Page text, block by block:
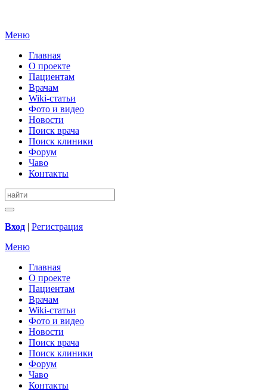
Меню
Главная
О проекте
Пациентам
Врачам
Wiki-статьи
Фото и видео
Новости
Поиск врача
Поиск клиники
Форум
Чаво
Контакты
Вход | Регистрация
Меню
Главная
О проекте
Пациентам
Врачам
Wiki-статьи
Фото и видео
Новости
Поиск врача
Поиск клиники
Форум
Чаво
Контакты